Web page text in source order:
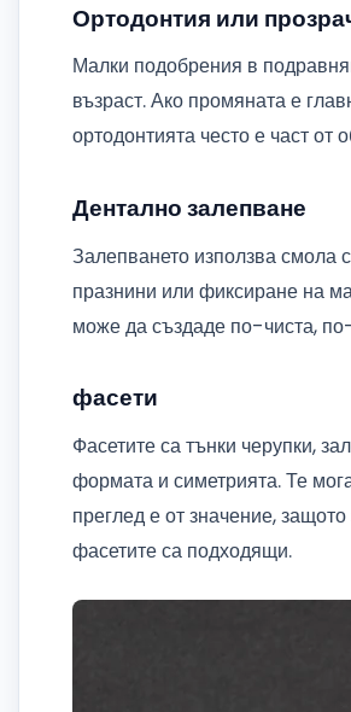
Ортодонтия или
Малки подобрения в
възраст. Ако промяната е
ортодонтията често е част от
Дентално залепване
Залепването използва смола
празнини или фиксиране на
може да създаде по-чиста,
фасети
Фасетите са тънки черупки,
формата и симетрията. Те
преглед е от значение,
фасетите са подходящи.